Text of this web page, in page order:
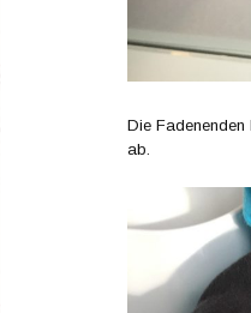
Die Fadenenden
ab.